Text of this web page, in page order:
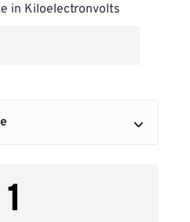
in Kiloelectronvolts